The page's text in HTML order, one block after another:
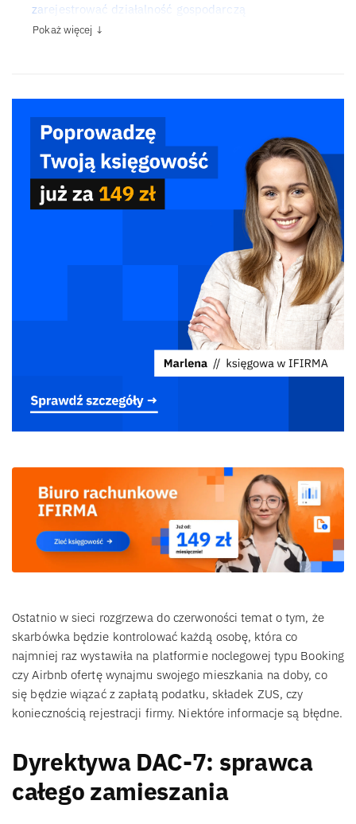
zarejestrować działalność gospodarczą
Pokaż więcej ↓
Ostatnio w sieci rozgrzewa do czerwoności temat o tym, że
skarbówka będzie kontrolować każdą osobę, która co
najmniej raz wystawiła na platformie noclegowej typu Booking
czy Airbnb ofertę wynajmu swojego mieszkania na doby, co
się będzie wiązać z zapłatą podatku, składek ZUS, czy
koniecznością rejestracji firmy. Niektóre informacje są błędne.
Dyrektywa DAC-7: sprawca
całego zamieszania